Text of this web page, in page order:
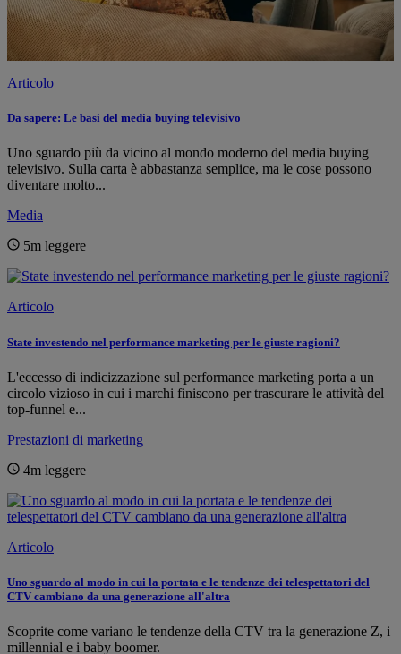
Articolo
Da sapere: Le basi del media buying televisivo
Uno sguardo più da vicino al mondo moderno del media buying
televisivo. Sulla carta è abbastanza semplice, ma le cose possono
diventare molto...
Media
5m leggere
Articolo
State investendo nel performance marketing per le giuste ragioni?
L'eccesso di indicizzazione sul performance marketing porta a un
circolo vizioso in cui i marchi finiscono per trascurare le attività del
top-funnel e...
Prestazioni di marketing
4m leggere
Articolo
Uno sguardo al modo in cui la portata e le tendenze dei telespettatori del
CTV cambiano da una generazione all'altra
Scoprite come variano le tendenze della CTV tra la generazione Z, i
millennial e i baby boomer.